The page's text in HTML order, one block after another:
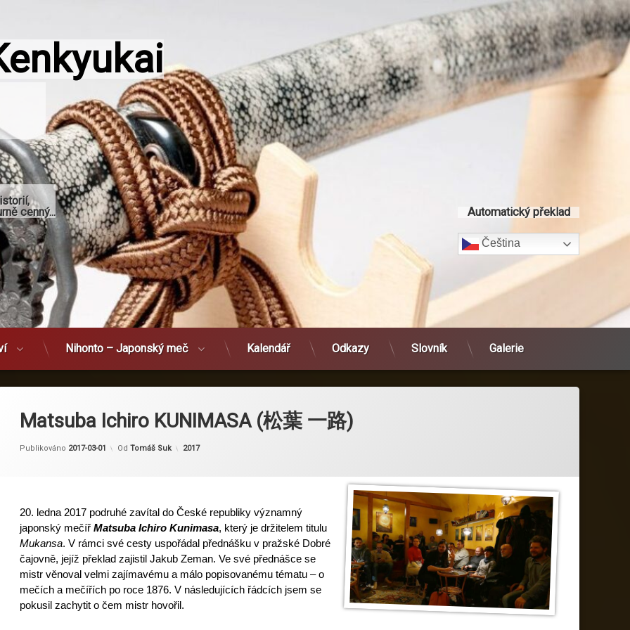
cenný...
Automatický překlad
Čeština‎
Nihonto – Japonský meč Kalendář Odkazy Slovník Galerie
Matsuba Ichiro KUNIMASA (松葉 一路)
Publikováno 2017-03-01 Od Tomáš Suk Kategorie:
2017
20. ledna 2017 podruhé zavítal do České republiky významný
japonský mečíř Matsuba Ichiro Kunimasa, který je držitelem titulu
Mukansa. V rámci své cesty uspořádal přednášku v pražské Dobré
čajovně, jejíž překlad zajistil Jakub Zeman. Ve své přednášce se
mistr věnoval velmi zajímavému a málo popisovanému tématu – o
mečích a mečířích po roce 1876. V následujících řádcích jsem se
pokusil zachytit o čem mistr hovořil.